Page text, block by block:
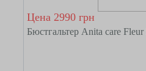
Цена 2990 грн
Бюстгальтер Anita care